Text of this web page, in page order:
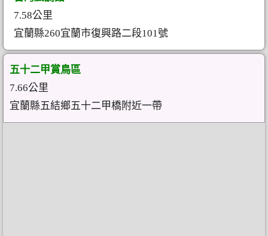
7.58公里
宜蘭縣260宜蘭市復興路二段101號
五十二甲賞鳥區
7.66公里
宜蘭縣五結鄉五十二甲橋附近一帶